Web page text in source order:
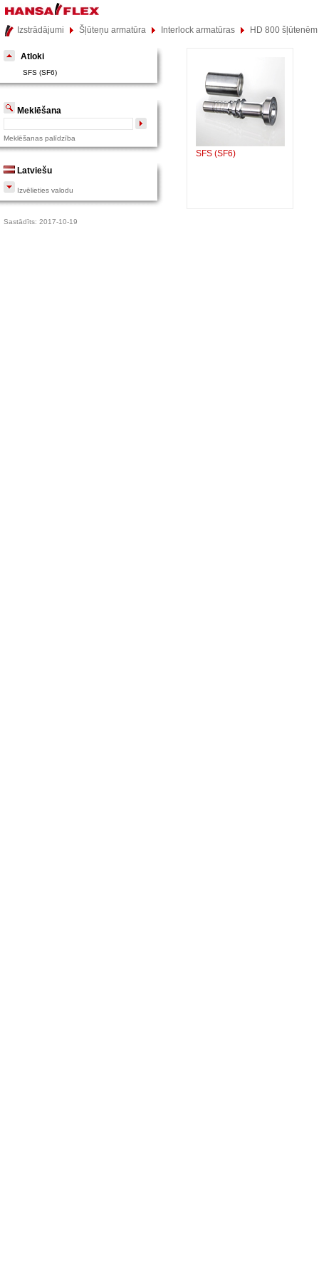
Izstrādājumi Šļūteņu armatūra Interlock armatūras HD 800 šļūtenēm
Atloki
SFS (SF6)
Meklēšana
Meklēšanas palīdzība
Latviešu
Izvēlieties valodu
Sastādīts: 2017-10-19
SFS (SF6)